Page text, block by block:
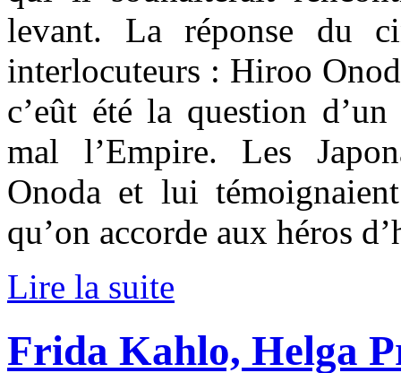
levant. La réponse du
interlocuteurs : Hiroo
c’eût été la question
mal l’Empire. Les
Onoda et lui
qu’on accorde aux héros
Lire la suite
Frida Kahlo, Helga